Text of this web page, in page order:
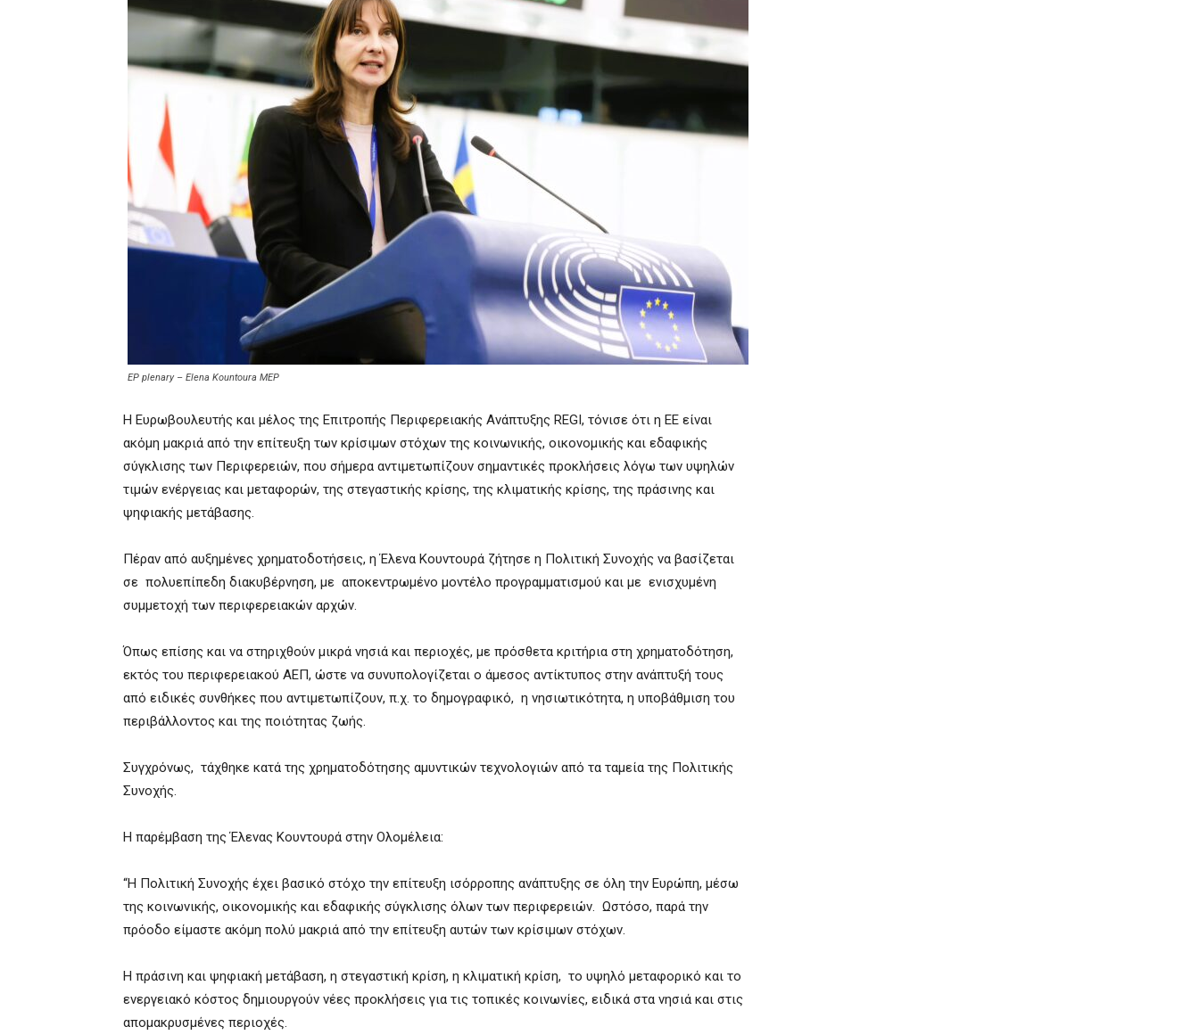
EP plenary – Elena Kountoura MEP
Η Ευρωβουλευτής και μέλος της Επιτροπής Περιφερειακής Ανάπτυξης REGI, τόνισε ότι η ΕΕ είναι
ακόμη μακριά από την επίτευξη των κρίσιμων στόχων της κοινωνικής, οικονομικής και εδαφικής
σύγκλισης των Περιφερειών, που σήμερα αντιμετωπίζουν σημαντικές προκλήσεις λόγω των υψηλών
τιμών ενέργειας και μεταφορών, της στεγαστικής κρίσης, της κλιματικής κρίσης, της πράσινης και
ψηφιακής μετάβασης.
Πέραν από αυξημένες χρηματοδοτήσεις, η Έλενα Κουντουρά ζήτησε η Πολιτική Συνοχής να βασίζεται
σε πολυεπίπεδη διακυβέρνηση, με αποκεντρωμένο μοντέλο προγραμματισμού και με ενισχυμένη
συμμετοχή των περιφερειακών αρχών.
Όπως επίσης και να στηριχθούν μικρά νησιά και περιοχές, με πρόσθετα κριτήρια στη χρηματοδότηση,
εκτός του περιφερειακού ΑΕΠ, ώστε να συνυπολογίζεται ο άμεσος αντίκτυπος στην ανάπτυξή τους
από ειδικές συνθήκες που αντιμετωπίζουν, π.χ. το δημογραφικό, η νησιωτικότητα, η υποβάθμιση του
περιβάλλοντος και της ποιότητας ζωής.
Συγχρόνως, τάχθηκε κατά της χρηματοδότησης αμυντικών τεχνολογιών από τα ταμεία της Πολιτικής
Συνοχής.
Η παρέμβαση της Έλενας Κουντουρά στην Ολομέλεια:
“Η Πολιτική Συνοχής έχει βασικό στόχο την επίτευξη ισόρροπης ανάπτυξης σε όλη την Ευρώπη, μέσω
της κοινωνικής, οικονομικής και εδαφικής σύγκλισης όλων των περιφερειών. Ωστόσο, παρά την
πρόοδο είμαστε ακόμη πολύ μακριά από την επίτευξη αυτών των κρίσιμων στόχων.
Η πράσινη και ψηφιακή μετάβαση, η στεγαστική κρίση, η κλιματική κρίση, το υψηλό μεταφορικό και το
ενεργειακό κόστος δημιουργούν νέες προκλήσεις για τις τοπικές κοινωνίες, ειδικά στα νησιά και στις
απομακρυσμένες περιοχές.